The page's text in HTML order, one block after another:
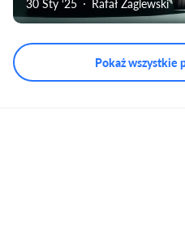
30 Sty ‘25 Rafał Żaglewski
Pokaż wszystkie